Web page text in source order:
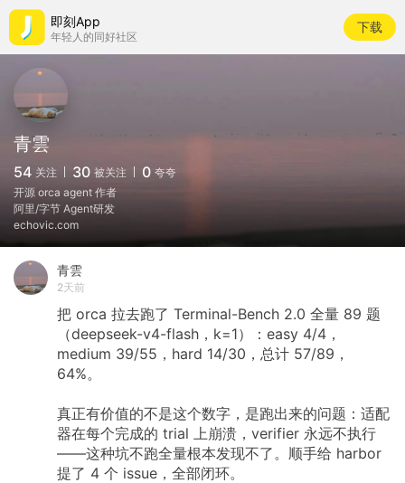
即刻App
年轻人的同好社区
下载
青雲
54 关注 30 被关注 0 夸夸
开源 orca agent 作者
阿里/字节 Agent研发
echovic.com
青雲
2天前
把 orca 拉去跑了 Terminal-Bench 2.0 全量 89 题
（deepseek-v4-flash，k=1）：easy 4/4，
medium 39/55，hard 14/30，总计 57/89，
64%。
真正有价值的不是这个数字，是跑出来的问题：适配
器在每个完成的 trial 上崩溃，verifier 永远不执行
——这种坑不跑全量根本发现不了。顺手给 harbor
提了 4 个 issue，全部闭环。